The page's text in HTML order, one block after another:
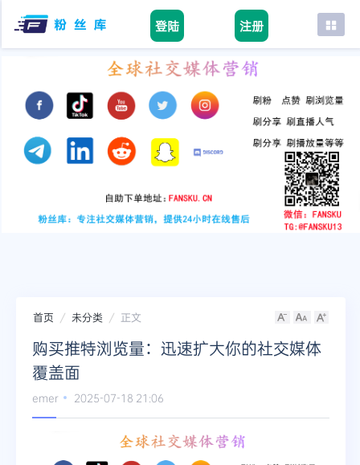
登陆 注册
首页
tiktok
youtube
instagram
首页 未分类 正文
购买推特浏览量：迅速扩大你的社交媒体
覆盖面
emer 2025-07-18 21:06